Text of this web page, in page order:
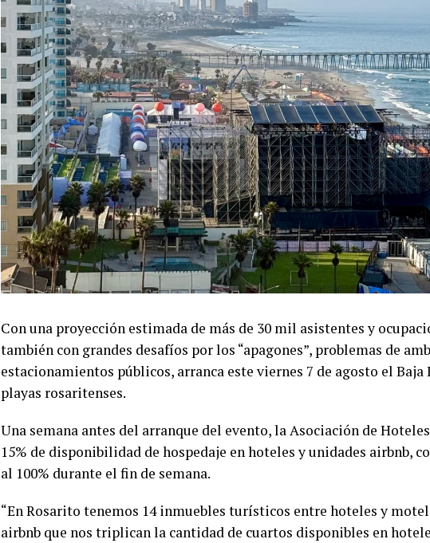
Con una proyección estimada de más de 30 mil asistentes y
también con grandes desafíos por los “apagones”, problemas de
estacionamientos públicos, arranca este viernes 7 de agosto el Baja
playas rosaritenses.
Una semana antes del arranque del evento, la Asociación de
15% de disponibilidad de hospedaje en hoteles y unidades airbnb,
al 100% durante el fin de semana.
“En Rosarito tenemos 14 inmuebles turísticos entre hoteles y
airbnb que nos triplican la cantidad de cuartos disponibles en